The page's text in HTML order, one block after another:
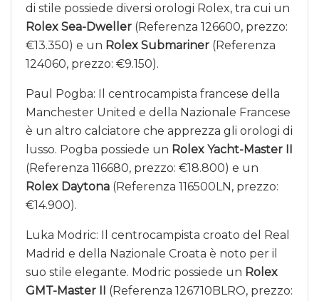
di stile possiede diversi orologi Rolex, tra cui un
Rolex Sea-Dweller (Referenza 126600, prezzo:
€13.350) e un Rolex Submariner (Referenza
124060, prezzo: €9.150).
Paul Pogba: Il centrocampista francese della
Manchester United e della Nazionale Francese
è un altro calciatore che apprezza gli orologi di
lusso. Pogba possiede un Rolex Yacht-Master II
(Referenza 116680, prezzo: €18.800) e un
Rolex Daytona (Referenza 116500LN, prezzo:
€14.900).
Luka Modric: Il centrocampista croato del Real
Madrid e della Nazionale Croata è noto per il
suo stile elegante. Modric possiede un Rolex
GMT-Master II (Referenza 126710BLRO, prezzo: